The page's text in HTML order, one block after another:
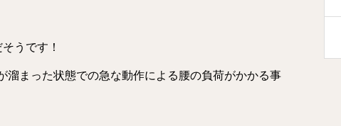
うです！
溜まった状態での急な動作による腰の負荷がかかる事